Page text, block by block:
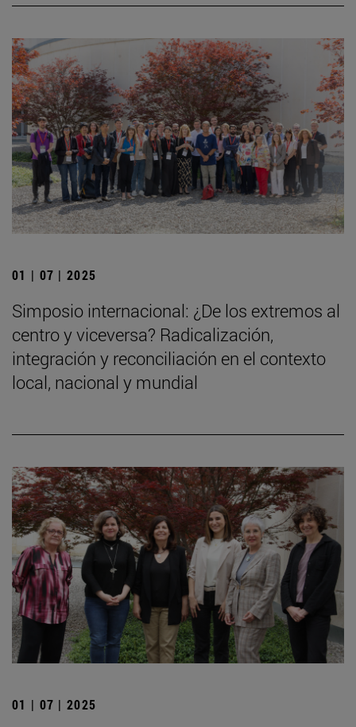
01 | 07 | 2025
Simposio internacional: ¿De los extremos al
centro y viceversa? Radicalización,
integración y reconciliación en el contexto
local, nacional y mundial
01 | 07 | 2025